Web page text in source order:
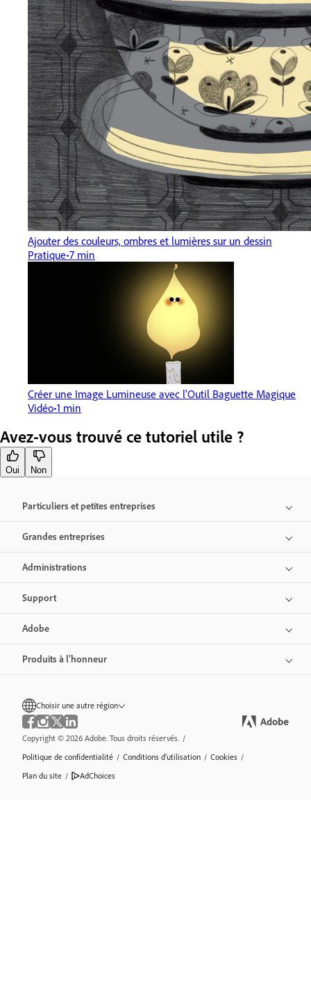
Ajouter des couleurs, ombres et lumières sur un dessin
Pratique 7 min
Créer une Image Lumineuse avec l'Outil Baguette Magique
Vidéo 1 min
Avez-vous trouvé ce tutoriel utile ?
Oui Non
Particuliers et petites entreprises
Grandes entreprises
Administrations
Support
Adobe
Produits à l’honneur
Choisir une autre région
Copyright © 2026 Adobe. Tous droits réservés. /
Politique de confidentialité / Conditions d’utilisation / Cookies /
Plan du site / AdChoices